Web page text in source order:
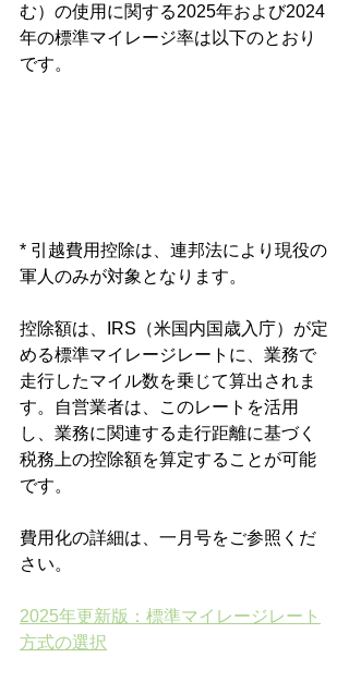
む）の使用に関する2025年および2024
年の標準マイレージ率は以下のとおり
です。
* 引越費用控除は、連邦法により現役の
軍人のみが対象となります。
控除額は、IRS（米国内国歳入庁）が定
める標準マイレージレートに、業務で
走行したマイル数を乗じて算出されま
す。自営業者は、このレートを活用
し、業務に関連する走行距離に基づく
税務上の控除額を算定することが可能
です。
費用化の詳細は、一月号をご参照くだ
さい。
2025年更新版：標準マイレージレート
方式の選択